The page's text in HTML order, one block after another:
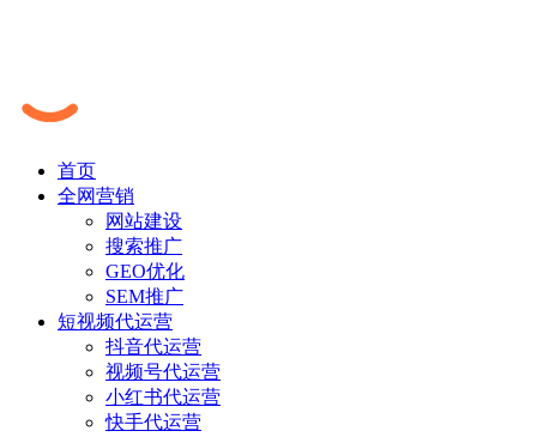
首页
全网营销
网站建设
搜索推广
GEO优化
SEM推广
短视频代运营
抖音代运营
视频号代运营
小红书代运营
快手代运营